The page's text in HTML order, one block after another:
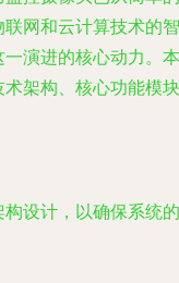
网和云计算技术的智
演进的核心动力。本
架构、核心功能模块
设计，以确保系统的